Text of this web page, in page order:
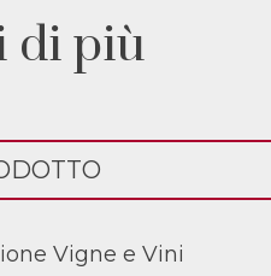
di più
Vigne e Vini